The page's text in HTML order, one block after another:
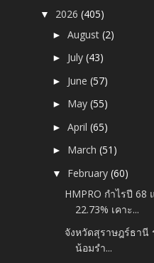
▼ 2026(405)
►August(2)
► July(43)
► June(57)
► May(55)
►April(65)
► March(51)
▼ February(60)
HMPRO กำไรปี 68
22.73% เคาะ...
จังหวัดสุราษฎร์ธานี
น้อมรำ...